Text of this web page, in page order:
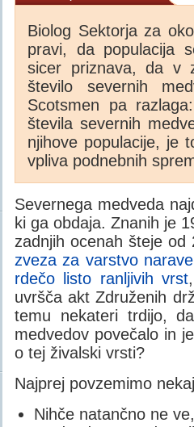
Biolog Sektorja za
pravi, da populacija
sicer priznava, da v
število severnih
Scotsmen pa
števila severnih
njihove populacije, je
vpliva podnebnih
Severnega medveda
ki ga obdaja. Znanih je
zadnjih ocenah šteje
zveza za varstvo
rdečo listo ranljivih vrst
uvršča akt Združenih
temu nekateri trdijo,
medvedov povečalo in
o tej živalski vrsti?
Najprej povzemimo
Nihče natančno ne